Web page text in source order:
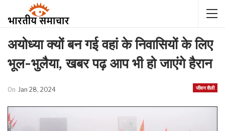
अयोध्या क्यों बन गई वहां के निवासियों के लिए
भूल-भुलैया, खबर पढ़ आप भी हो जाएंगे हैरान
जीवन शैली
On Jan 28, 2024